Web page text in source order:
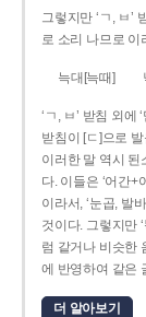
그렇지만 ‘ㄱ, ㅂ’
로 소리 나므로
늑대[늑때]
‘ㄱ, ㅂ’ 받침 외에
받침이 [ㄷ]으로
이러한 말 역시 된
다. 이들은 ‘어간+
이라서, ‘눈곱, 발
것이다. 그렇지만
럼 같거나 비슷한
에 반영하여 같은
더 알아보기